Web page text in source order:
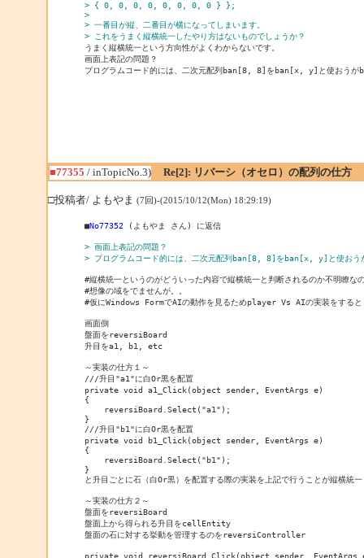
> { 0, 0, 0, 0, 0, 0, 0, 0 } };
>
> 一番目が縦、二番目が横になってしまいます。
> これをうまく縦横統一したやり方はないものでしょうか？
うまく縦横統一という方向性がよくわからないです。
画面上表記の問題？
プログラムコード的には、二次元配列ban[8, 8]をban[x, y]と使おうが
■77355 / inTopicNo.3) Re[2]: リバーシ（オセロ）の配列の仕方
□投稿者/ よもやま (7回)-(2015/10/12(Mon) 18:29:19)
■No77352 (よもやま さん) に返信
> 画面上表記の問題？
> プログラムコード的には、二次元配列ban[8, 8]をban[x, y]と使おう
#縦横統一というのがどういった内容で縦横統一と判断されるのか不明瞭な
#想像の域をでませんが。。
#仮にWindows FormでAIの動作を見るためplayer Vs AIの実装をすると
画面側
盤面をreversiBoard
升目をa1, b1, etc
～実装の仕方１～
///升目"a1"に白Or黒を配置
private void a1_Click(object sender, EventArgs e)
{
    reversiBoard.Select("a1");
}
///升目"b1"に白Or黒を配置
private void b1_Click(object sender, EventArgs e)
{
    reversiBoard.Select("b1");
}
と升目ごとに石（白Or黒）を配置する際の実装を上記で行うことが縦横統一
～実装の仕方２～
盤面をreversiBoard
盤面上から得られる升目をcellEntity
盤面の石に対する挙動を管理するのをreversiController
private void reversiBoard_Click(object sender, EventArgs